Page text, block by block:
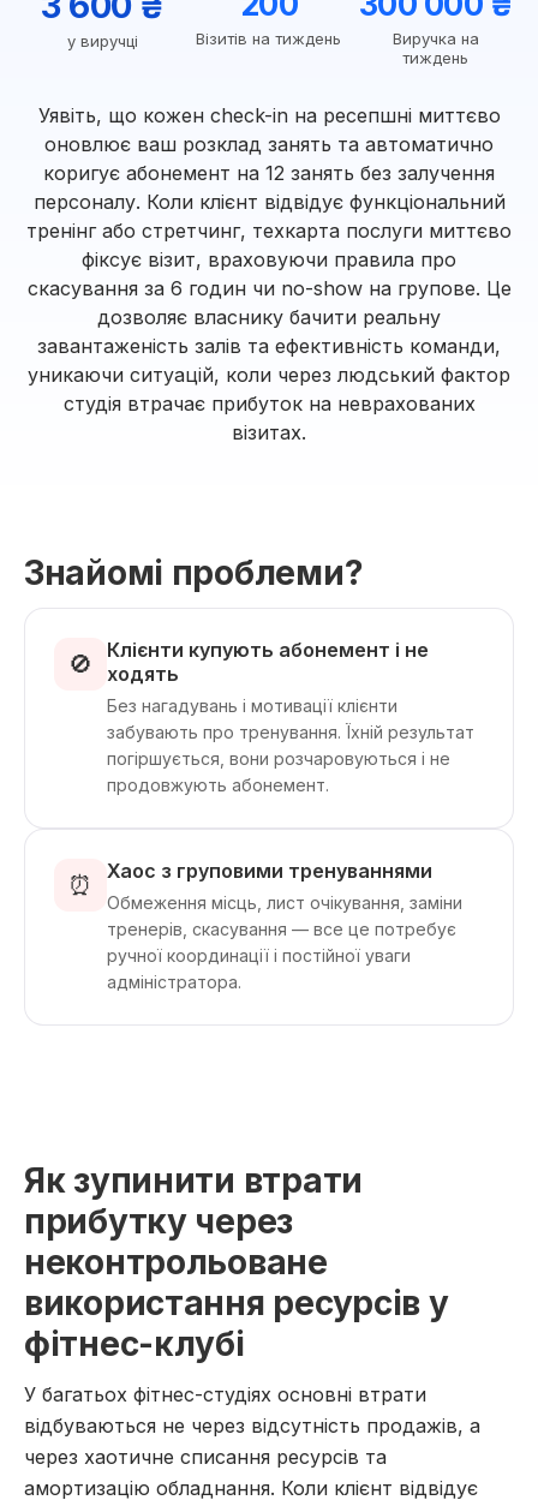
у виручці Візитів на тиждень
Виручка на
тиждень
Уявіть, що кожен check-in на ресепшні миттєво
оновлює ваш розклад занять та автоматично
коригує абонемент на 12 занять без залучення
персоналу. Коли клієнт відвідує функціональний
тренінг або стретчинг, техкарта послуги миттєво
фіксує візит, враховуючи правила про
скасування за 6 годин чи no-show на групове. Це
дозволяє власнику бачити реальну
завантаженість залів та ефективність команди,
уникаючи ситуацій, коли через людський фактор
студія втрачає прибуток на неврахованих
візитах.
Знайомі проблеми?
🚫
Клієнти купують абонемент і не
ходять
Без нагадувань і мотивації клієнти
забувають про тренування. Їхній результат
погіршується, вони розчаровуються і не
продовжують абонемент.
⏰ Хаос з груповими тренуваннями
Обмеження місць, лист очікування, заміни
тренерів, скасування — все це потребує
ручної координації і постійної уваги
адміністратора.
Як зупинити втрати
прибутку через
неконтрольоване
використання ресурсів у
фітнес-клубі
У багатьох фітнес-студіях основні втрати
відбуваються не через відсутність продажів, а
через хаотичне списання ресурсів та
амортизацію обладнання. Коли клієнт відвідує